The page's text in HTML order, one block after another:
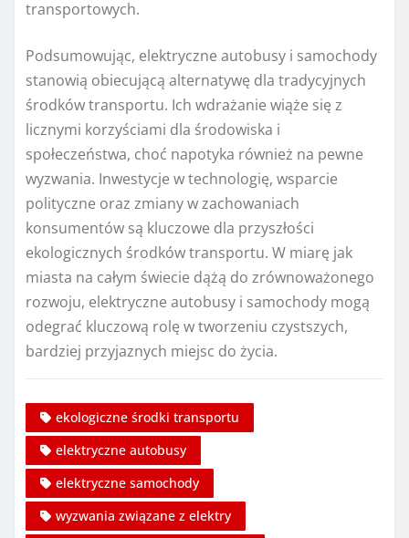
transportowych.
Podsumowując, elektryczne autobusy i samochody
stanowią obiecującą alternatywę dla tradycyjnych
środków transportu. Ich wdrażanie wiąże się z
licznymi korzyściami dla środowiska i
społeczeństwa, choć napotyka również na pewne
wyzwania. Inwestycje w technologię, wsparcie
polityczne oraz zmiany w zachowaniach
konsumentów są kluczowe dla przyszłości
ekologicznych środków transportu. W miarę jak
miasta na całym świecie dążą do zrównoważonego
rozwoju, elektryczne autobusy i samochody mogą
odegrać kluczową rolę w tworzeniu czystszych,
bardziej przyjaznych miejsc do życia.
ekologiczne środki transportu
elektryczne autobusy
elektryczne samochody
wyzwania związane z elektry